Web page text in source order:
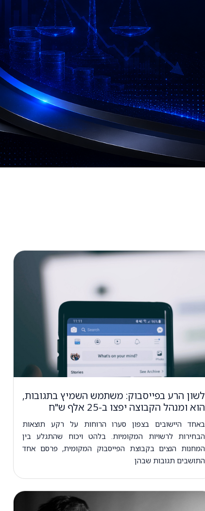
03-
3760511
לשון הרע בפייסבוק: משתמש השמיץ בתגובות,
הוא ומנהל הקבוצה יפצו ב-25 אלף ש"ח
באחד היישובים בצפון סערו הרוחות על רקע תוצאות
הבחירות לרשויות המקומיות. בלהט ויכוח שהתגלע בין
המחנות הנצים בקבוצת הפייסבוק המקומית, פרסם אחד
התושבים תגובות שבהן